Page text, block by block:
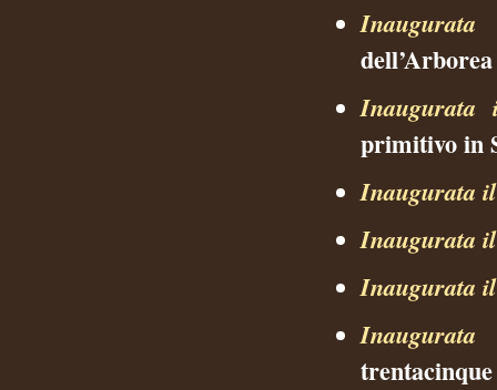
Inaugurata
dell’Arborea
Inaugurata
primitivo in
Inaugurata
Inaugurata
Inaugurata
Inaugurata